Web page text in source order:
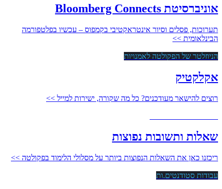
אוניברסיטת Bloomberg Connects
תערוכות, פסלים וסיור אינטראקטיבי בקמפוס – עכשיו בפלטפורמה
הבינלאומית >>
הניוזלטר של הפקולטה לאמנויות
אקלקטיק
רוצים להישאר מעודכנים? כל מה שקורה, ישירות למייל >>
שאלות ותשובות נפוצות
ריכזנו כאן את השאלות הנפוצות ביותר על מסלולי הלימוד בפקולטה >>
עבודות סטודנטים.ות